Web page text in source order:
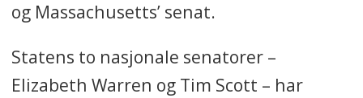
og Massachusetts’ senat.
Statens to nasjonale senatorer –
Elizabeth Warren og Tim Scott – har